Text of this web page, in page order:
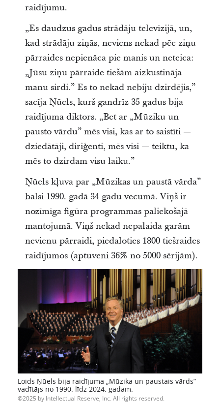
raidījumu.
„Es daudzus gadus strādāju televīzijā, un,
kad strādāju ziņās, neviens nekad pēc ziņu
pārraides nepienāca pie manis un neteica:
„Jūsu ziņu pārraide tiešām aizkustināja
manu sirdi.” Es to nekad nebiju dzirdējis,”
sacīja Ņūels, kurš gandrīz 35 gadus bija
raidījuma diktors. „Bet ar „Mūziku un
pausto vārdu” mēs visi, kas ar to saistīti —
dziedātāji, diriģenti, mēs visi — teiktu, ka
mēs to dzirdam visu laiku.”
Ņūels kļuva par „Mūzikas un paustā vārda”
balsi 1990. gadā 34 gadu vecumā. Viņš ir
nozīmīga figūra programmas paliekošajā
mantojumā. Viņš nekad nepalaida garām
nevienu pārraidi, piedaloties 1800 tiešraides
raidījumos (aptuveni 36% no 5000 sērijām).
Loids Ņūels bija raidījuma „Mūzika un paustais vārds”
vadītājs no 1990. līdz 2024. gadam.
2025 by Intellectual Reserve, Inc. All rights reserved.